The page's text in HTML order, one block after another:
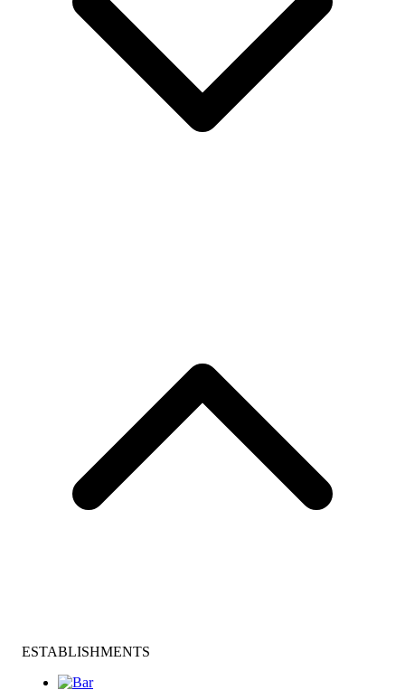
ESTABLISHMENTS